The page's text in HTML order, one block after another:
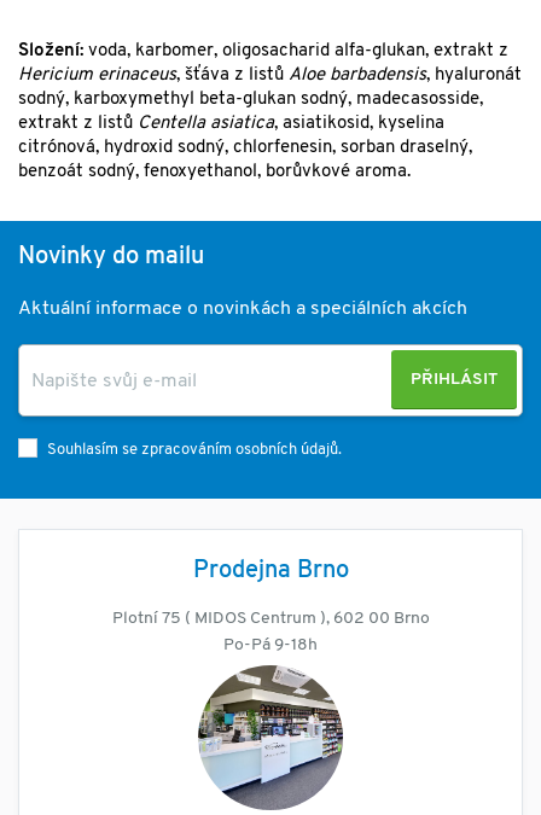
Složení: voda, karbomer, oligosacharid alfa-glukan, extrakt z
Hericium erinaceus, šťáva z listů Aloe barbadensis, hyaluronát
sodný, karboxymethyl beta-glukan sodný, madecasosside,
extrakt z listů Centella asiatica, asiatikosid, kyselina
citrónová, hydroxid sodný, chlorfenesin, sorban draselný,
benzoát sodný, fenoxyethanol, borůvkové aroma.
Novinky do mailu
Aktuální informace o novinkách a speciálních akcích
PŘIHLÁSIT
Souhlasím se zpracováním osobních údajů.
Prodejna Brno
Plotní 75 ( MIDOS Centrum ), 602 00 Brno
Po-Pá 9-18h